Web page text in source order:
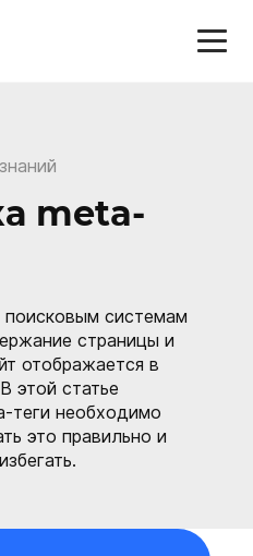
meta-
системам
страницы и
отображается в
этой статье
теги необходимо
это правильно и